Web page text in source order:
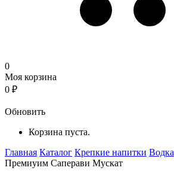
0
Моя корзина
0 ₽
Обновить
Корзина пуста.
Главная Каталог Крепкие напитки Водка
Премиуим Саперави Мускат